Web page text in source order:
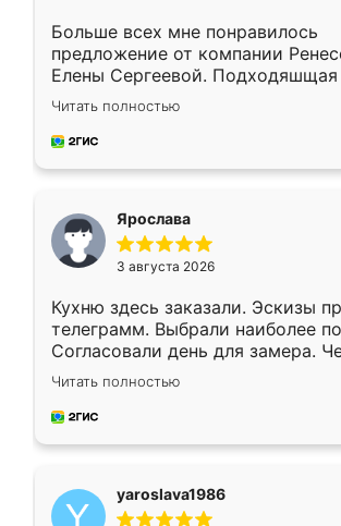
Больше всех мне понравилось
предложение от компании
Елены Сергеевой. Подходяшщая
короткие сроки изготовления.
для замера сотрудник Владислав
предложил по моему эскизу
Читать полностью
Ярослава
3 августа 2026
Кухню здесь заказали. Эскизы
телеграмм. Выбрали наиболее
Согласовали день для замера.
недели кухня была уже готова.
довольны работой. Спасибо
мебель за качественную работу!
Читать полностью
yaroslava1986